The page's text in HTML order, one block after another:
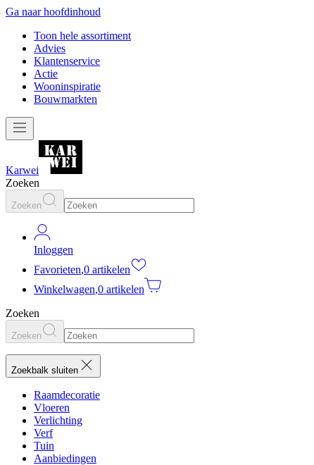
Ga naar hoofdinhoud
Toon hele assortiment
Advies
Klantenservice
Actie
Wooninspiratie
Bouwmarkten
Karwei
Zoeken
Zoeken
Inloggen
Favorieten,0 artikelen
Winkelwagen,0 artikelen
Zoeken
Zoeken
Zoekbalk sluiten
Raamdecoratie
Vloeren
Verlichting
Verf
Tuin
Aanbiedingen